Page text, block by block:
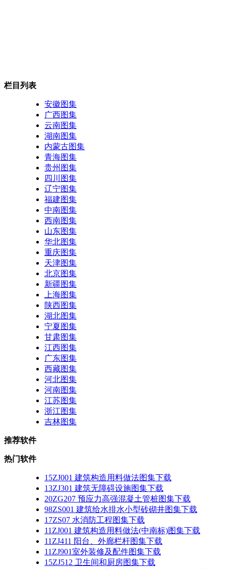
栏目列表
安徽图集
广西图集
云南图集
湖南图集
内蒙古图集
青海图集
贵州图集
四川图集
辽宁图集
福建图集
中南图集
西南图集
山东图集
华北图集
重庆图集
天津图集
北京图集
新疆图集
上海图集
陕西图集
湖北图集
宁夏图集
甘肃图集
江西图集
广东图集
西藏图集
河北图集
河南图集
江苏图集
浙江图集
吉林图集
推荐软件
热门软件
15ZJ001 建筑构造用料做法图集下载
13ZJ301 建筑无障碍设施图集下载
20ZG207 预应力高强混凝土管桩图集下载
98ZS001 建筑给水排水小型砖砌井图集下载
17ZS07 水消防工程图集下载
11ZJ001 建筑构造用料做法(中南标)图集下载
11ZJ411 阳台、外廊栏杆图集下载
11ZJ901室外装修及配件图集下载
15ZJ512 卫生间和厨房图集下载